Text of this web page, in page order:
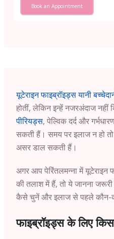
Book an Appointment
यूटेराइन फाइब्रॉइड्स यानी
होतीं, लेकिन इन्हें नजरअंदाज नहीं
पीरियड्स, पेल्विक दर्द और
सकती हैं। समय पर इलाज न हो
असर डाल सकती हैं।
अगर आप पेरिंतलमन्ना में यूटेराइन
की तलाश में हैं, तो ये जानना
कैसे चुनें और इलाज से पहले कौन-
फाइब्रॉइड्स के लिए